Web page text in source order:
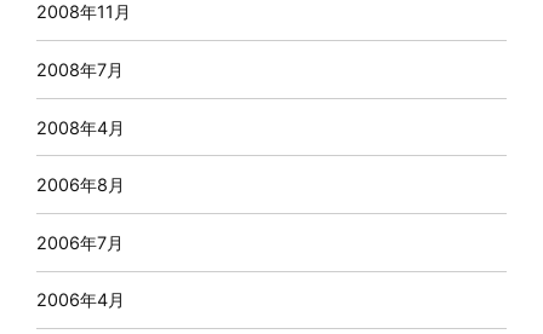
2008年11月
2008年7月
2008年4月
2006年8月
2006年7月
2006年4月